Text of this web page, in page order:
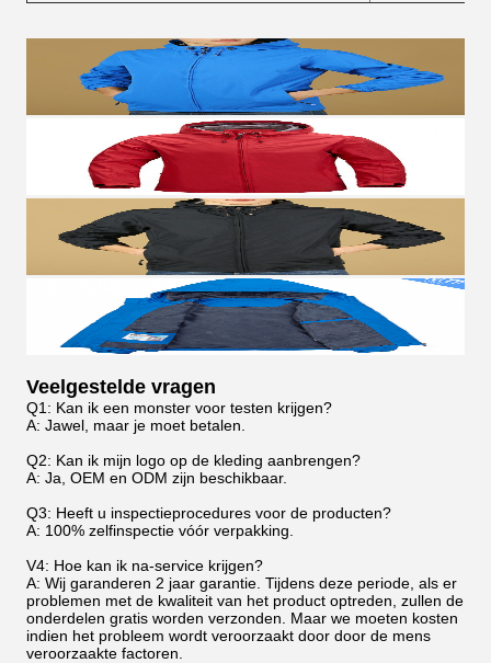
Veelgestelde vragen
Q1: Kan ik een monster voor testen krijgen?
A: Jawel, maar je moet betalen.
Q2: Kan ik mijn logo op de kleding aanbrengen?
A: Ja, OEM en ODM zijn beschikbaar.
Q3: Heeft u inspectieprocedures voor de producten?
A: 100% zelfinspectie vóór verpakking.
V4: Hoe kan ik na-service krijgen?
A: Wij garanderen 2 jaar garantie. Tijdens deze periode, als er
problemen met de kwaliteit van het product optreden, zullen de
onderdelen gratis worden verzonden. Maar we moeten kosten
indien het probleem wordt veroorzaakt door door de mens
veroorzaakte factoren.